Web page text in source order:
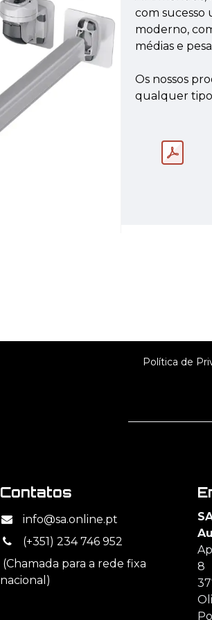
com sucesso
moderno,
médias e
Os nossos
qualquer
Política de
Contatos
info@sa.online.pt
(+351) 234 746 952
(Chamada para a rede fixa
nacional)
8